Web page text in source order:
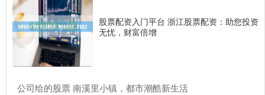
股票配资入门平台 浙江股票配资：助您投资
无忧，财富倍增
​公司给的股票 南溪里小镇，都市潮酷新生活